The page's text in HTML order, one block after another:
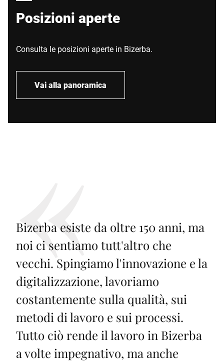
Posizioni aperte
Consulta le posizioni aperte in Bizerba.
Vai alla panoramica
Bizerba esiste da oltre 150 anni, ma
noi ci sentiamo tutt'altro che
vecchi. Spingiamo l'innovazione e la
digitalizzazione, lavoriamo
costantemente sulla qualità, sui
metodi di lavoro e sui processi.
Tutto ciò rende il lavoro in Bizerba
a volte impegnativo, ma anche